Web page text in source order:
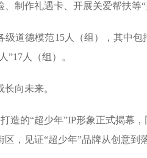
制作礼遇卡、开展关爱帮扶等
级道德模范15人（组），其中
”17人（组）。
向未来。
造的“超少年”IP形象正式揭幕
，见证“超少年”品牌从创意到